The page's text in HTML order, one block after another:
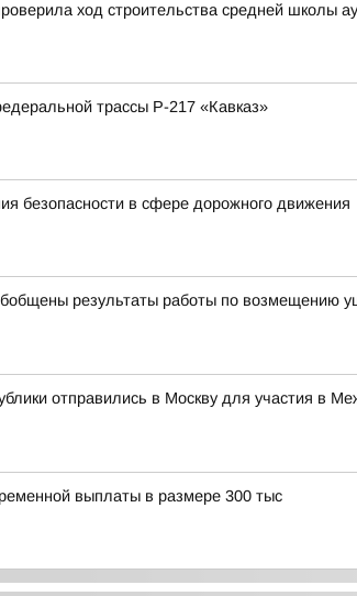
ход строительства средней школы
трассы Р-217 «Кавказ»
безопасности в сфере дорожного движения
результаты работы по возмещению
отправились в Москву для участия в
выплаты в размере 300 тыс